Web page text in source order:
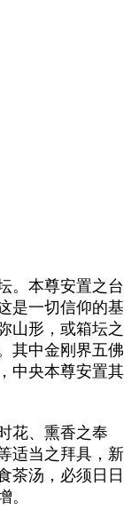
。本尊安置之台
是一切信仰的基
山形，或箱坛之
其中金刚界五佛
中央本尊安置其
花、熏香之奉
适当之拜具，新
茶汤，必须日日
。